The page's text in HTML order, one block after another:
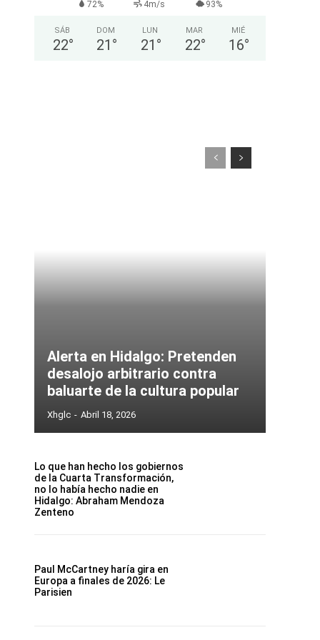
72% 4m/s 93%
SÁB
22°
DOM
21 °
LUN
21 °
MAR
22°
MIÉ
16°
Alerta en Hidalgo: Pretenden
desalojo arbitrario contra
baluarte de la cultura popular
Xhglc - Abril 18, 2026
Lo que han hecho los gobiernos
de la Cuarta Transformación,
no lo había hecho nadie en
Hidalgo: Abraham Mendoza
Zenteno
Paul McCartney haría gira en
Europa a finales de 2026: Le
Parisien